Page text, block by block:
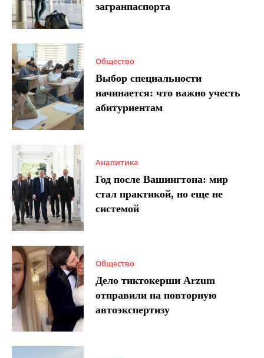
загранпаспорта
Общество
Выбор специальности
начинается: что важно учесть
абитуриентам
Аналитика
Год после Вашингтона: мир
стал практикой, но еще не
системой
Общество
Дело тиктокерши Arzum
отправили на повторную
автоэкспертизу